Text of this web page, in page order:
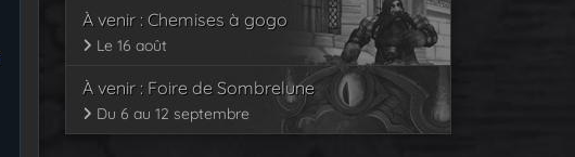
À venir : Chemises à gogo
Le 16 août
À venir : Foire de Sombrelune
Du 6 au 12 septembre